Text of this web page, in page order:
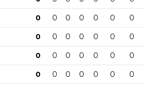
0 0 0 0 0 0 0
0 0 0 0 0 0 0
0 0 0 0 0 0 0
0 0 0 0 0 0 0